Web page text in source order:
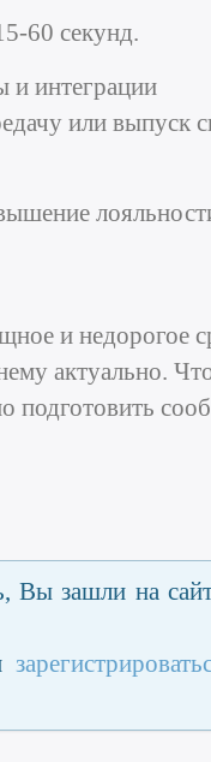
60 секунд.
и интеграции
или выпуск
и недорогое
актуально.
подготовить
Вы зашли на